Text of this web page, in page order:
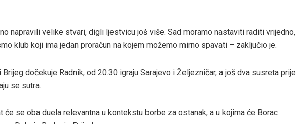
napravili velike stvari, digli ljestvicu još više. Sad moramo nastaviti raditi vrijedno,
klub koji ima jedan proračun na kojem možemo mirno spavati – zaključio je.
dočekuje Radnik, od 20.30 igraju Sarajevo i Željezničar, a još dva susreta prije
se sutra.
će se oba duela relevantna u kontekstu borbe za ostanak, a u kojima će Borac